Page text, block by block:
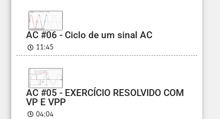
AC #06 - Ciclo de um sinal AC
11:45
AC #05 - EXERCÍCIO RESOLVIDO COM
VP E VPP
04:04